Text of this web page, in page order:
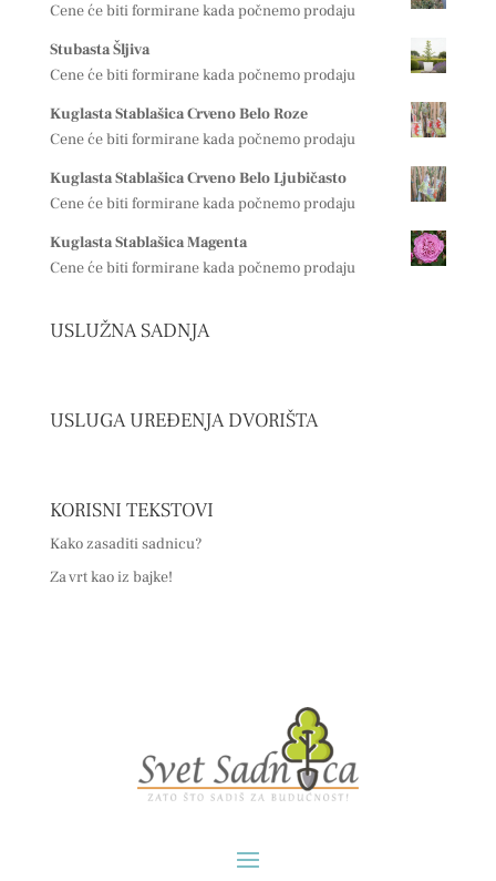
Cene će biti formirane kada počnemo prodaju
Stubasta Šljiva
Cene će biti formirane kada počnemo prodaju
Kuglasta Stablašica Crveno Belo Roze
Cene će biti formirane kada počnemo prodaju
Kuglasta Stablašica Crveno Belo Ljubičasto
Cene će biti formirane kada počnemo prodaju
Kuglasta Stablašica Magenta
Cene će biti formirane kada počnemo prodaju
USLUŽNA SADNJA
USLUGA UREĐENJA DVORIŠTA
KORISNI TEKSTOVI
Kako zasaditi sadnicu?
Za vrt kao iz bajke!